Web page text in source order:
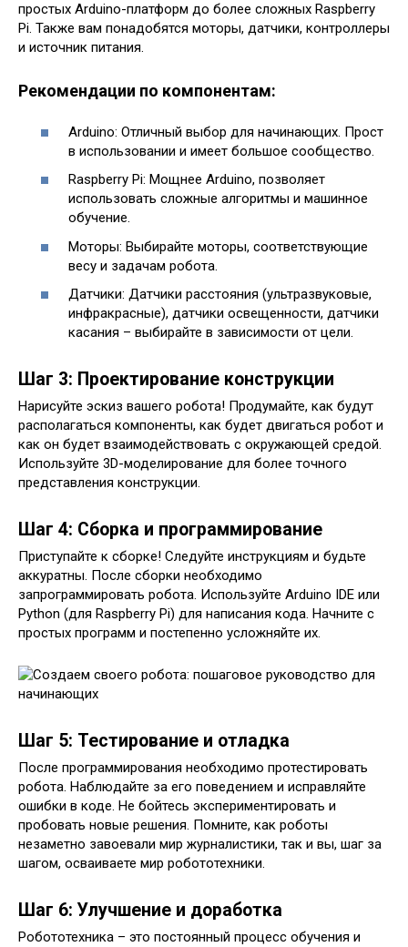
простых Arduino-платформ до более сложных Raspberry
Pi. Также вам понадобятся моторы, датчики, контроллеры
и источник питания.
Рекомендации по компонентам:
Arduino: Отличный выбор для начинающих. Прост
в использовании и имеет большое сообщество.
Raspberry Pi: Мощнее Arduino, позволяет
использовать сложные алгоритмы и машинное
обучение.
Моторы: Выбирайте моторы, соответствующие
весу и задачам робота.
Датчики: Датчики расстояния (ультразвуковые,
инфракрасные), датчики освещенности, датчики
касания – выбирайте в зависимости от цели.
Шаг 3: Проектирование конструкции
Нарисуйте эскиз вашего робота! Продумайте, как будут
располагаться компоненты, как будет двигаться робот и
как он будет взаимодействовать с окружающей средой.
Используйте 3D-моделирование для более точного
представления конструкции.
Шаг 4: Сборка и программирование
Приступайте к сборке! Следуйте инструкциям и будьте
аккуратны. После сборки необходимо
запрограммировать робота. Используйте Arduino IDE или
Python (для Raspberry Pi) для написания кода. Начните с
простых программ и постепенно усложняйте их.
Шаг 5: Тестирование и отладка
После программирования необходимо протестировать
робота. Наблюдайте за его поведением и исправляйте
ошибки в коде. Не бойтесь экспериментировать и
пробовать новые решения. Помните, как роботы
незаметно завоевали мир журналистики, так и вы, шаг за
шагом, осваиваете мир робототехники.
Шаг 6: Улучшение и доработка
Робототехника – это постоянный процесс обучения и